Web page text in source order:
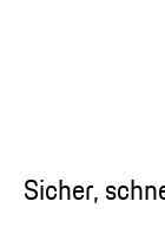
Sicher,